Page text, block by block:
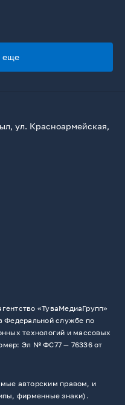
еще
ул. Красноармейская,
«ТуваМедиаГрупп»
Федеральной службе по
технологий и массовых
Эл № ФС77 — 76336 от
авторским правом, и
фирменные знаки).